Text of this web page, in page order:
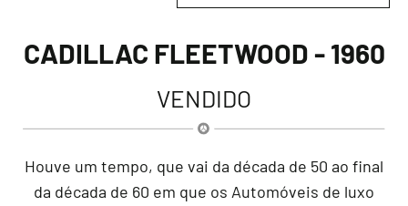
CADILLAC FLEETWOOD - 1960
VENDIDO
Houve um tempo, que vai da década de 50 ao final
da década de 60 em que os Automóveis de luxo